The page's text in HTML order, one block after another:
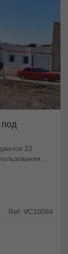
22
Ref: VC10084